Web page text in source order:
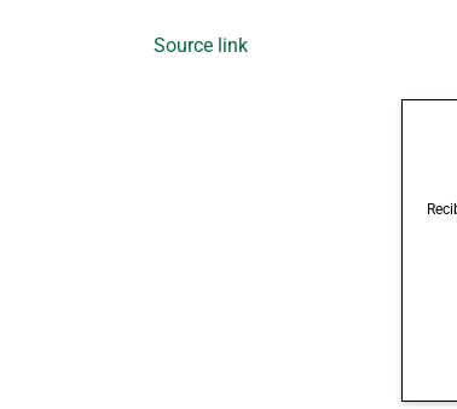
Source link